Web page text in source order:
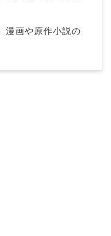
漫画や原作小説の